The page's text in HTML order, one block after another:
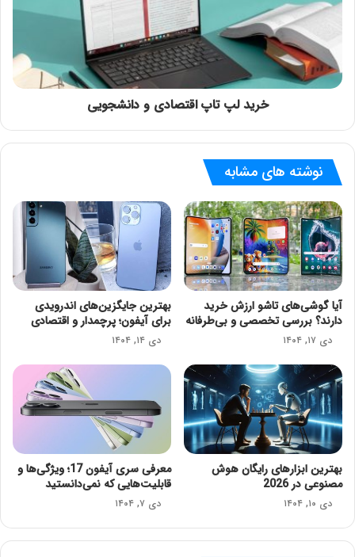
خرید لپ تاپ اقتصادی و دانشجویی
نوشته های مشابه
آیا گوشی‌های تاشو ارزش خرید
دارند؟ بررسی تخصصی و بی‌طرفانه
دی ۱۷, ۱۴۰۴
بهترین جایگزین‌های اندرویدی
برای آیفون؛ پرچمدار و اقتصادی
دی ۱۴, ۱۴۰۴
بهترین ابزارهای رایگان هوش
مصنوعی در 2026
دی ۱۰, ۱۴۰۴
معرفی سری آیفون 17؛ ویژگی‌ها و
قابلیت‌هایی که نمی‌دانستید
دی ۷, ۱۴۰۴